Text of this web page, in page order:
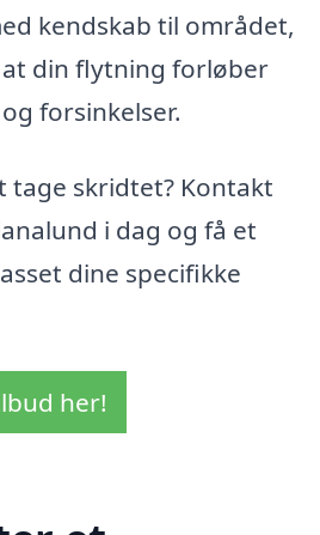
kendskab til området,
din flytning forløber
forsinkelser.
tage skridtet? Kontakt
i dag og få et
dine specifikke
her!